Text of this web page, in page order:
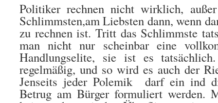
Politiker rechnen nicht wirklich,
Schlimmsten,am Liebsten dann, wenn
zu rechnen ist. Tritt das Schlimmste
man nicht nur scheinbar eine
Handlungselite, sie ist es
regelmäßig, und so wird es auch der
Jenseits jeder Polemik darf ein ind
Betrug am Bürger formuliert werden.